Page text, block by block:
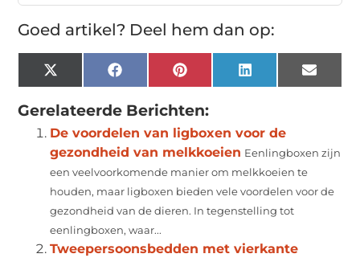
Goed artikel? Deel hem dan op:
X
(Twitter)
Facebook Pinterest LinkedIn Email
Gerelateerde Berichten:
De voordelen van ligboxen voor de
gezondheid van melkkoeien Eenlingboxen zijn
een veelvoorkomende manier om melkkoeien te
houden, maar ligboxen bieden vele voordelen voor de
gezondheid van de dieren. In tegenstelling tot
eenlingboxen, waar...
Tweepersoonsbedden met vierkante